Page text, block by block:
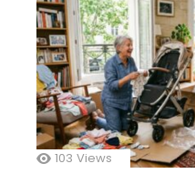
103 Views